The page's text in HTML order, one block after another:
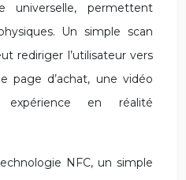
universelle, permettent
Un simple scan
rediriger l’utilisateur vers
page d’achat, une vidéo
en réalité
NFC, un simple